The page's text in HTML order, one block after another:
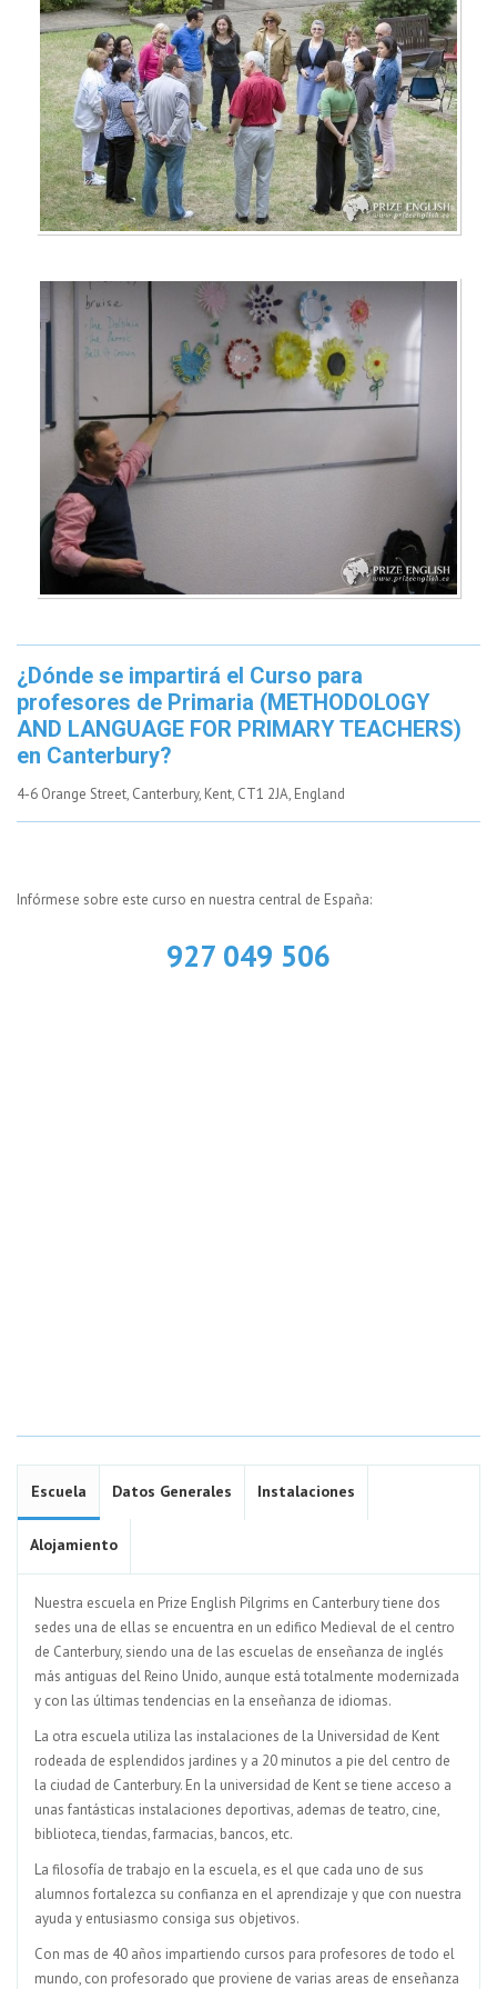
¿Dónde se impartirá el Curso para
profesores de Primaria (METHODOLOGY
AND LANGUAGE FOR PRIMARY TEACHERS)
en Canterbury?
4-6 Orange Street, Canterbury, Kent, CT1 2JA, England
Infórmese sobre este curso en nuestra central de España:
927 049 506
Escuela Datos Generales Instalaciones
Alojamiento
Nuestra escuela en Prize English Pilgrims en Canterbury tiene dos
sedes una de ellas se encuentra en un edifico Medieval de el centro
de Canterbury, siendo una de las escuelas de enseñanza de inglés
más antiguas del Reino Unido, aunque está totalmente modernizada
y con las últimas tendencias en la enseñanza de idiomas.
La otra escuela utiliza las instalaciones de la Universidad de Kent
rodeada de esplendidos jardines y a 20 minutos a pie del centro de
la ciudad de Canterbury. En la universidad de Kent se tiene acceso a
unas fantásticas instalaciones deportivas, ademas de teatro, cine,
biblioteca, tiendas, farmacias, bancos, etc.
La filosofía de trabajo en la escuela, es el que cada uno de sus
alumnos fortalezca su confianza en el aprendizaje y que con nuestra
ayuda y entusiasmo consiga sus objetivos.
Con mas de 40 años impartiendo cursos para profesores de todo el
mundo, con profesorado que proviene de varias areas de enseñanza